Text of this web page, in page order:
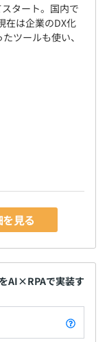
タート。国内で
在は企業のDX化
ツールも使い、
見る
AI×RPAで実装す